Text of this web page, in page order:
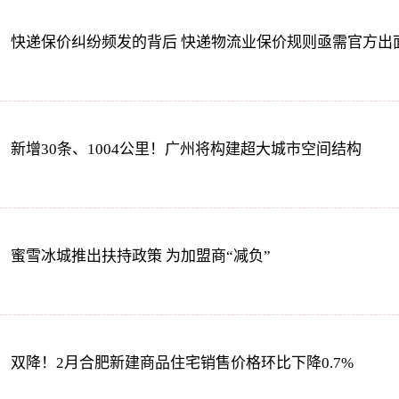
快递保价纠纷频发的背后 快递物流业保价规则亟需官方出
新增30条、1004公里！广州将构建超大城市空间结构
蜜雪冰城推出扶持政策 为加盟商“减负”
双降！2月合肥新建商品住宅销售价格环比下降0.7%